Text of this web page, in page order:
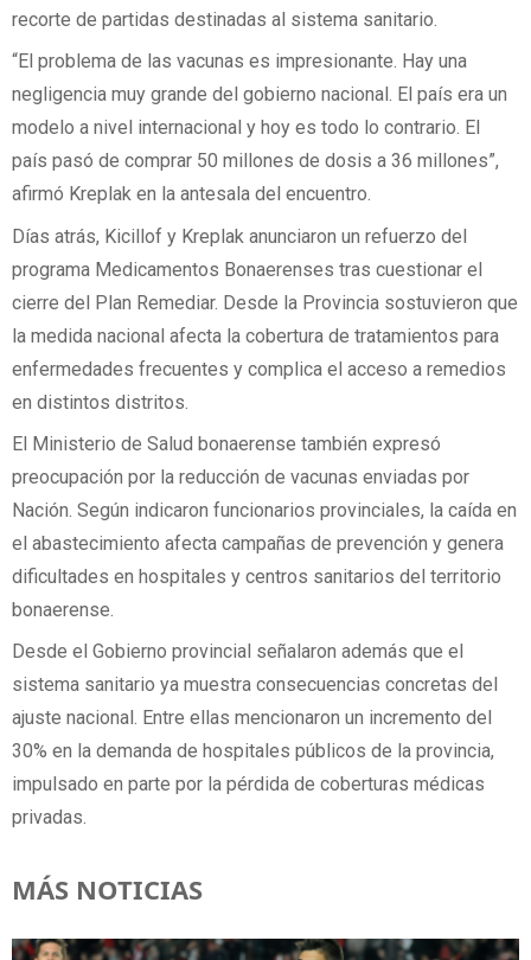
recorte de partidas destinadas al sistema sanitario.
“El problema de las vacunas es impresionante. Hay una
negligencia muy grande del gobierno nacional. El país era un
modelo a nivel internacional y hoy es todo lo contrario. El
país pasó de comprar 50 millones de dosis a 36 millones”,
afirmó Kreplak en la antesala del encuentro.
Días atrás, Kicillof y Kreplak anunciaron un refuerzo del
programa Medicamentos Bonaerenses tras cuestionar el
cierre del Plan Remediar. Desde la Provincia sostuvieron que
la medida nacional afecta la cobertura de tratamientos para
enfermedades frecuentes y complica el acceso a remedios
en distintos distritos.
El Ministerio de Salud bonaerense también expresó
preocupación por la reducción de vacunas enviadas por
Nación. Según indicaron funcionarios provinciales, la caída en
el abastecimiento afecta campañas de prevención y genera
dificultades en hospitales y centros sanitarios del territorio
bonaerense.
Desde el Gobierno provincial señalaron además que el
sistema sanitario ya muestra consecuencias concretas del
ajuste nacional. Entre ellas mencionaron un incremento del
30% en la demanda de hospitales públicos de la provincia,
impulsado en parte por la pérdida de coberturas médicas
privadas.
MÁS NOTICIAS